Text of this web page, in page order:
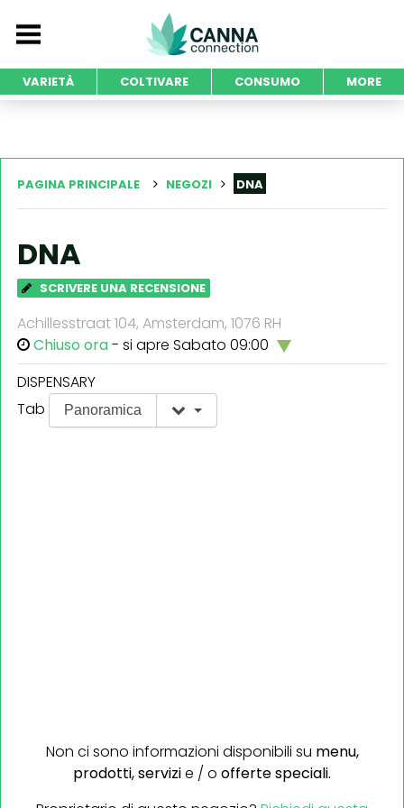
VARIETÀ COLTIVARE CONSUMO MORE
PAGINA PRINCIPALE NEGOZI DNA
DNA
SCRIVERE UNA RECENSIONE
Achillesstraat 104, Amsterdam, 1076 RH
Chiuso ora- si apre Sabato 09:00
DISPENSARY
Tab
Panoramica
Non ci sono informazioni disponibili su menu,
prodotti,servizie / o offerte speciali.